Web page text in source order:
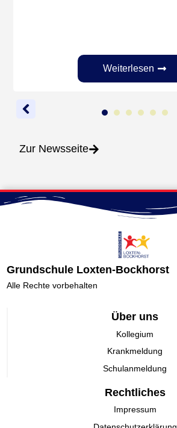
Weiterlesen
Zur Newsseite
Grundschule Loxten-Bockhorst
Alle Rechte vorbehalten
Über uns
Kollegium
Krankmeldung
Schulanmeldung
Rechtliches
Impressum